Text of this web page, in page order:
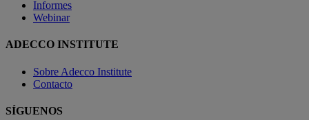
Informes
Webinar
ADECCO INSTITUTE
Sobre Adecco Institute
Contacto
SÍGUENOS